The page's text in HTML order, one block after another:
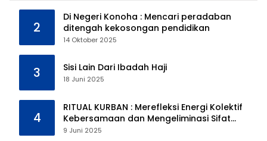
2
Di Negeri Konoha : Mencari peradaban
ditengah kekosongan pendidikan
14 Oktober 2025
3 Sisi Lain Dari Ibadah Haji
18 Juni 2025
4
RITUAL KURBAN : Merefleksi Energi Kolektif
Kebersamaan dan Mengeliminasi Sifat
Kebinatangan Manusia
9 Juni 2025